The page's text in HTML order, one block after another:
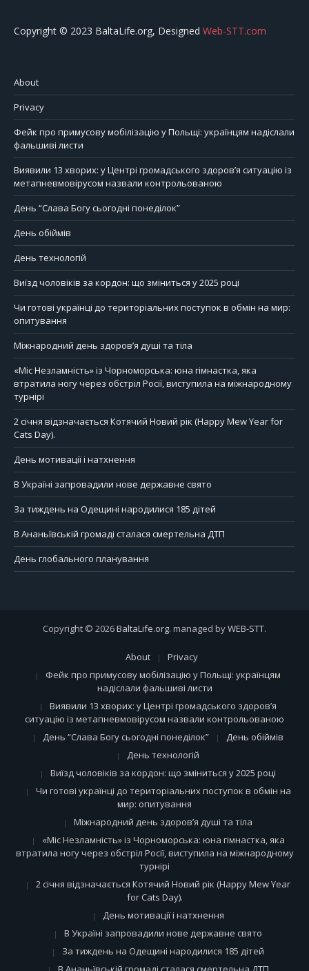
Copyright © 2023 BaltaLife.org, Designed Web-STT.com
About
Privacy
Фейк про примусову мобілізацію у Польщі: українцям надіслали
фальшиві листи
Виявили 13 хворих: у Центрі громадського здоров’я ситуацію із
метапневмовірусом назвали контрольованою
День “Слава Богу сьогодні понеділок”
День обіймів
День технологій
Виїзд чоловіків за кордон: що зміниться у 2025 році
Чи готові українці до територіальних поступок в обмін на мир:
опитування
Міжнародний день здоров’я душі та тіла
«Міс Незламність» із Чорноморська: юна гімнастка, яка
втратила ногу через обстріл Росії, виступила на міжнародному
турнірі
2 січня відзначається Котячий Новий рік (Happy Mew Year for
Cats Day).
День мотивації і натхнення
В Україні запровадили нове державне свято
За тиждень на Одещині народилися 185 дітей
В Ананьївській громаді сталася смертельна ДТП
День глобального планування
Copyright © 2026BaltaLife.org. managed byWEB-STT.
About
Privacy
Фейк про примусову мобілізацію у Польщі: українцям
надіслали фальшиві листи
Виявили 13 хворих: у Центрі громадського здоров’я
ситуацію із метапневмовірусом назвали контрольованою
День “Слава Богу сьогодні понеділок”
День обіймів
День технологій
Виїзд чоловіків за кордон: що зміниться у 2025 році
Чи готові українці до територіальних поступок в обмін на
мир: опитування
Міжнародний день здоров’я душі та тіла
«Міс Незламність» із Чорноморська: юна гімнастка, яка
втратила ногу через обстріл Росії, виступила на міжнародному
турнірі
2 січня відзначається Котячий Новий рік (Happy Mew Year
for Cats Day).
День мотивації і натхнення
В Україні запровадили нове державне свято
За тиждень на Одещині народилися 185 дітей